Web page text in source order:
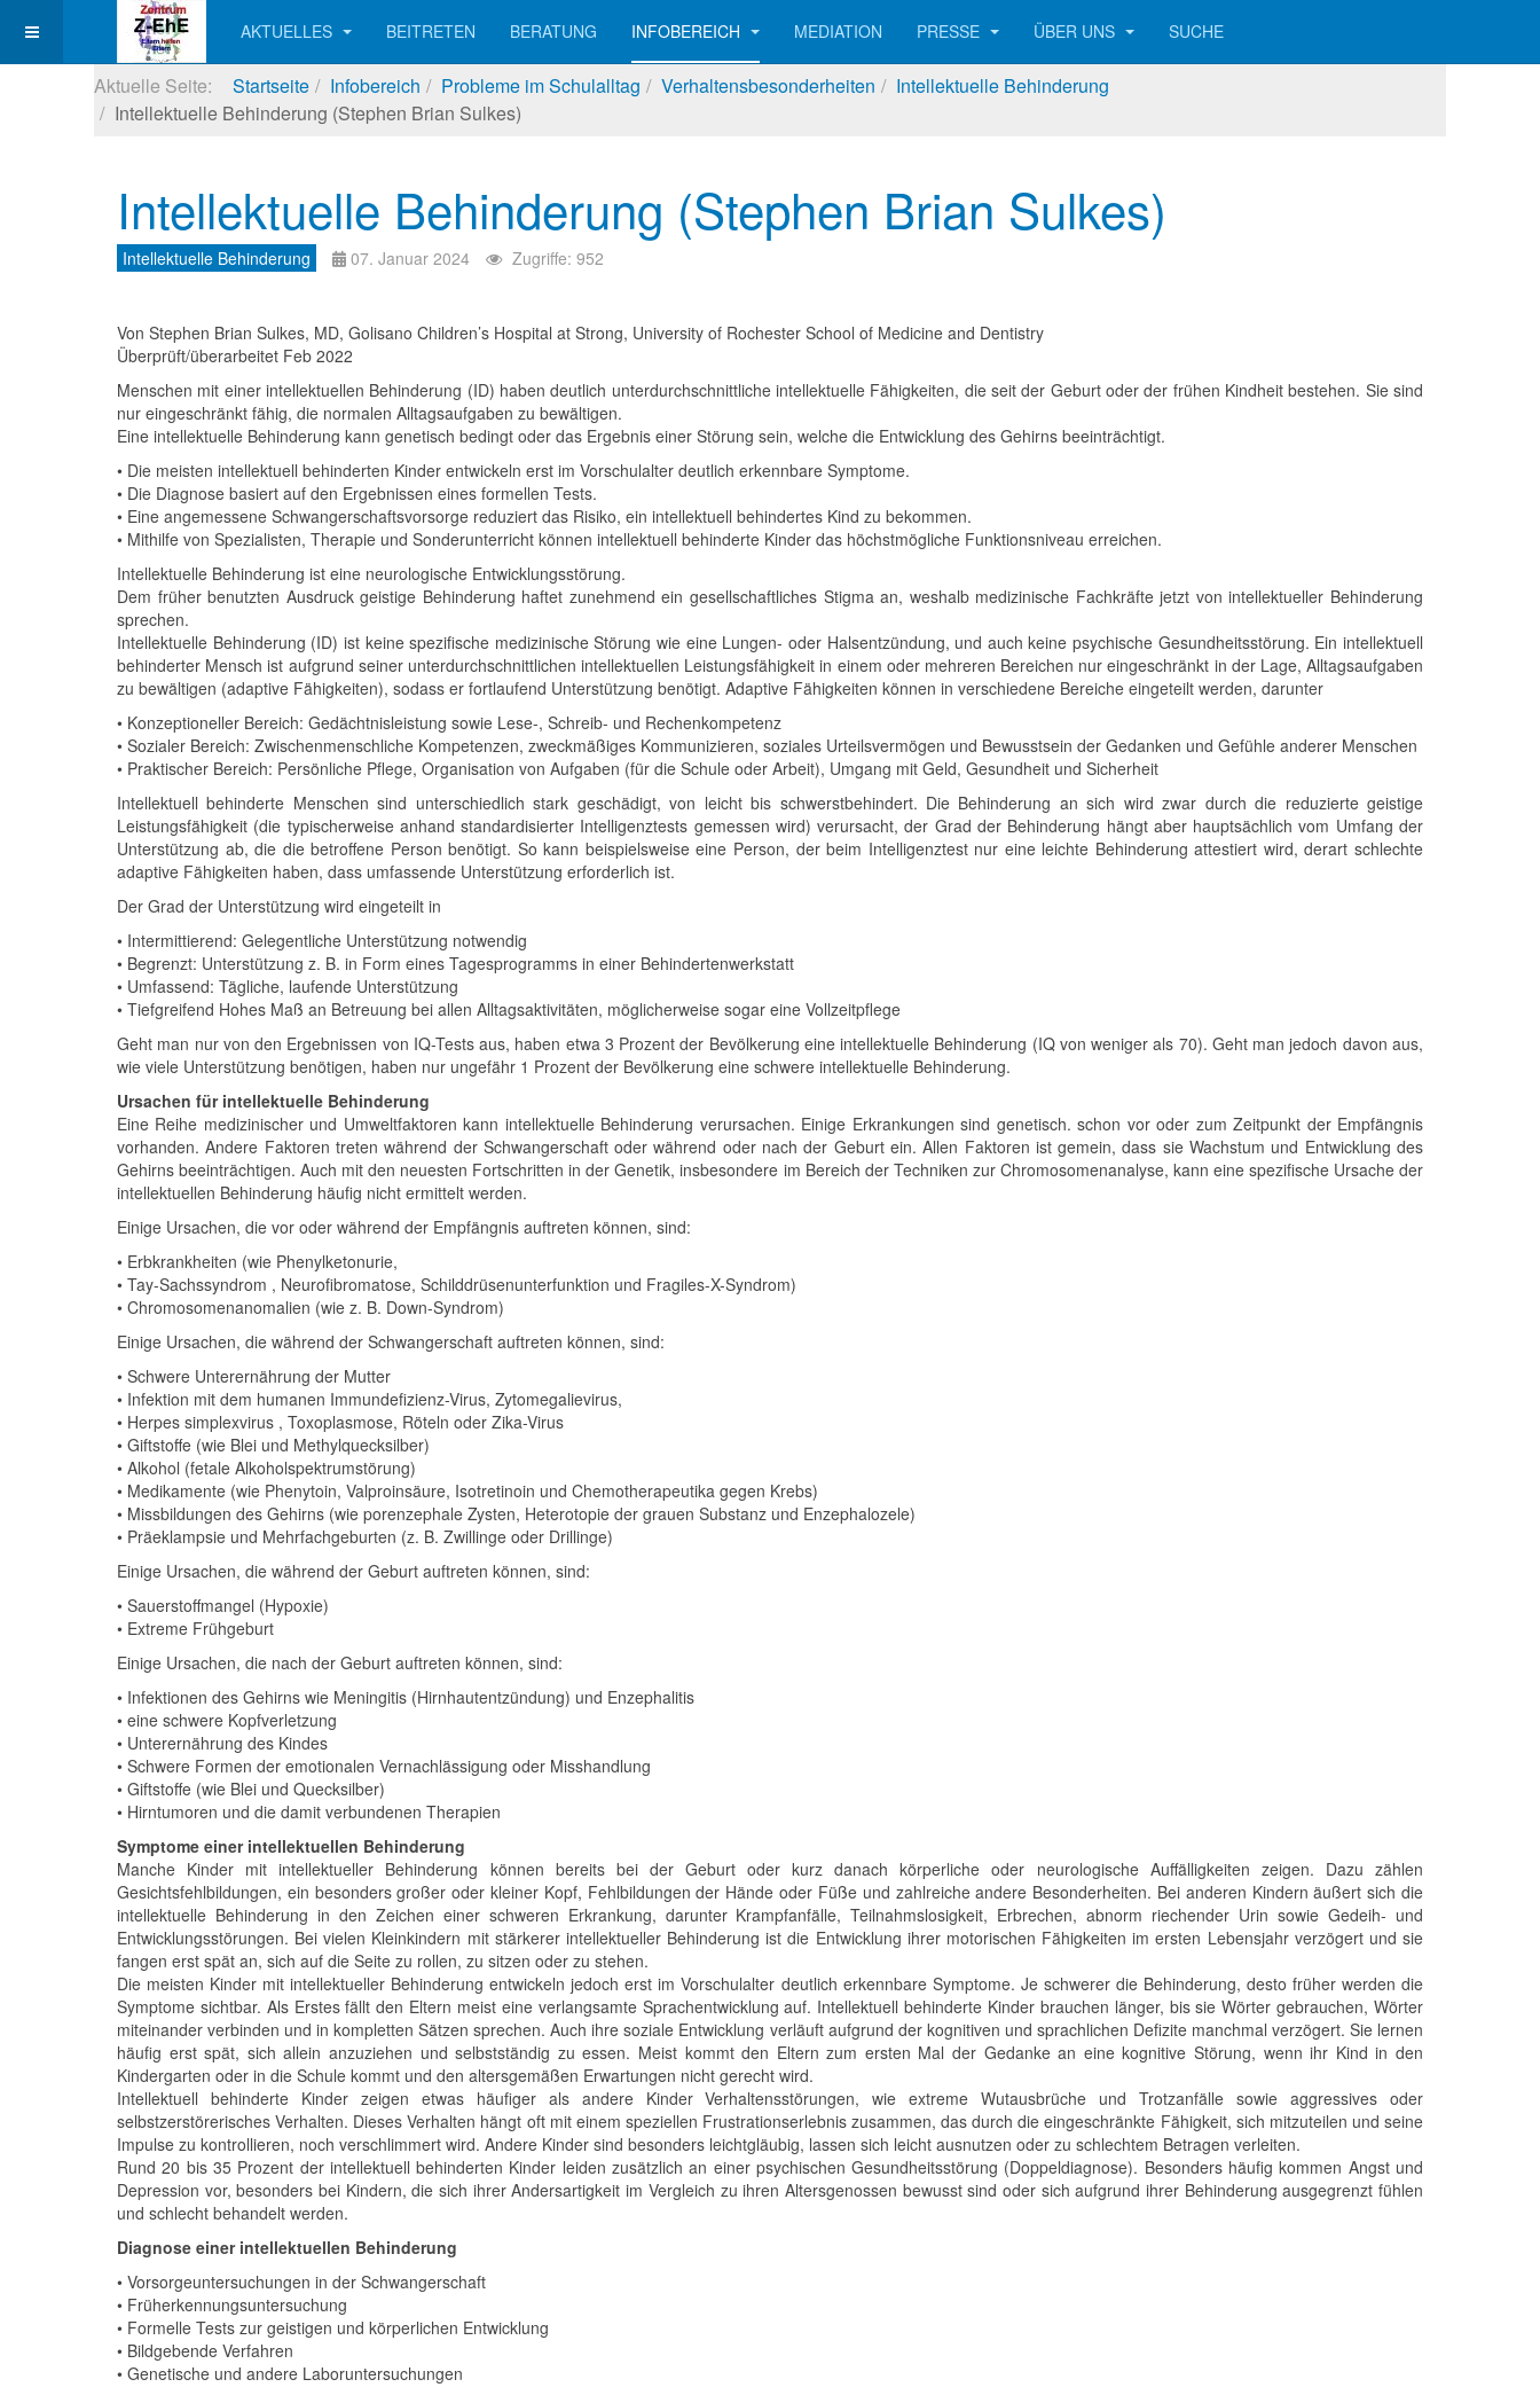
AKTUELLES BEITRETEN BERATUNG INFOBEREICH MEDIATION PRESSE ÜBER UNS SUCHE
Aktuelle Seite: Startseite Infobereich Probleme im Schulalltag Verhaltensbesonderheiten
Intellektuelle Behinderung
Intellektuelle Behinderung (Stephen Brian Sulkes)
Intellektuelle Behinderung (Stephen Brian Sulkes)
Intellektuelle Behinderung 07. Januar 2024 Zugriffe: 952
Von Stephen Brian Sulkes, MD, Golisano Children’s Hospital at Strong, University of Rochester School of Medicine and Dentistry
Überprüft/überarbeitet Feb 2022
Menschen mit einer intellektuellen Behinderung (ID) haben deutlich unterdurchschnittliche intellektuelle Fähigkeiten, die seit der Geburt oder der frühen Kindheit bestehen. Sie sind
nur eingeschränkt fähig, die normalen Alltagsaufgaben zu bewältigen.
Eine intellektuelle Behinderung kann genetisch bedingt oder das Ergebnis einer Störung sein, welche die Entwicklung des Gehirns beeinträchtigt.
• Die meisten intellektuell behinderten Kinder entwickeln erst im Vorschulalter deutlich erkennbare Symptome.
• Die Diagnose basiert auf den Ergebnissen eines formellen Tests.
• Eine angemessene Schwangerschaftsvorsorge reduziert das Risiko, ein intellektuell behindertes Kind zu bekommen.
• Mithilfe von Spezialisten, Therapie und Sonderunterricht können intellektuell behinderte Kinder das höchstmögliche Funktionsniveau erreichen.
Intellektuelle Behinderung ist eine neurologische Entwicklungsstörung.
Dem früher benutzten Ausdruck geistige Behinderung haftet zunehmend ein gesellschaftliches Stigma an, weshalb medizinische Fachkräfte jetzt von intellektueller Behinderung
sprechen.
Intellektuelle Behinderung (ID) ist keine spezifische medizinische Störung wie eine Lungen- oder Halsentzündung, und auch keine psychische Gesundheitsstörung. Ein intellektuell
behinderter Mensch ist aufgrund seiner unterdurchschnittlichen intellektuellen Leistungsfähigkeit in einem oder mehreren Bereichen nur eingeschränkt in der Lage, Alltagsaufgaben
zu bewältigen (adaptive Fähigkeiten), sodass er fortlaufend Unterstützung benötigt. Adaptive Fähigkeiten können in verschiedene Bereiche eingeteilt werden, darunter
• Konzeptioneller Bereich: Gedächtnisleistung sowie Lese-, Schreib- und Rechenkompetenz
• Sozialer Bereich: Zwischenmenschliche Kompetenzen, zweckmäßiges Kommunizieren, soziales Urteilsvermögen und Bewusstsein der Gedanken und Gefühle anderer Menschen
• Praktischer Bereich: Persönliche Pflege, Organisation von Aufgaben (für die Schule oder Arbeit), Umgang mit Geld, Gesundheit und Sicherheit
Intellektuell behinderte Menschen sind unterschiedlich stark geschädigt, von leicht bis schwerstbehindert. Die Behinderung an sich wird zwar durch die reduzierte geistige
Leistungsfähigkeit (die typischerweise anhand standardisierter Intelligenztests gemessen wird) verursacht, der Grad der Behinderung hängt aber hauptsächlich vom Umfang der
Unterstützung ab, die die betroffene Person benötigt. So kann beispielsweise eine Person, der beim Intelligenztest nur eine leichte Behinderung attestiert wird, derart schlechte
adaptive Fähigkeiten haben, dass umfassende Unterstützung erforderlich ist.
Der Grad der Unterstützung wird eingeteilt in
• Intermittierend: Gelegentliche Unterstützung notwendig
• Begrenzt: Unterstützung z. B. in Form eines Tagesprogramms in einer Behindertenwerkstatt
• Umfassend: Tägliche, laufende Unterstützung
• Tiefgreifend Hohes Maß an Betreuung bei allen Alltagsaktivitäten, möglicherweise sogar eine Vollzeitpflege
Geht man nur von den Ergebnissen von IQ-Tests aus, haben etwa 3 Prozent der Bevölkerung eine intellektuelle Behinderung (IQ von weniger als 70). Geht man jedoch davon aus,
wie viele Unterstützung benötigen, haben nur ungefähr 1 Prozent der Bevölkerung eine schwere intellektuelle Behinderung.
Ursachen für intellektuelle Behinderung
Eine Reihe medizinischer und Umweltfaktoren kann intellektuelle Behinderung verursachen. Einige Erkrankungen sind genetisch. schon vor oder zum Zeitpunkt der Empfängnis
vorhanden. Andere Faktoren treten während der Schwangerschaft oder während oder nach der Geburt ein. Allen Faktoren ist gemein, dass sie Wachstum und Entwicklung des
Gehirns beeinträchtigen. Auch mit den neuesten Fortschritten in der Genetik, insbesondere im Bereich der Techniken zur Chromosomenanalyse, kann eine spezifische Ursache der
intellektuellen Behinderung häufig nicht ermittelt werden.
Einige Ursachen, die vor oder während der Empfängnis auftreten können, sind:
• Erbkrankheiten (wie Phenylketonurie,
• Tay-Sachssyndrom , Neurofibromatose, Schilddrüsenunterfunktion und Fragiles-X-Syndrom)
• Chromosomenanomalien (wie z. B. Down-Syndrom)
Einige Ursachen, die während der Schwangerschaft auftreten können, sind:
• Schwere Unterernährung der Mutter
• Infektion mit dem humanen Immundefizienz-Virus, Zytomegalievirus,
• Herpes simplexvirus , Toxoplasmose, Röteln oder Zika-Virus
• Giftstoffe (wie Blei und Methylquecksilber)
• Alkohol (fetale Alkoholspektrumstörung)
• Medikamente (wie Phenytoin, Valproinsäure, Isotretinoin und Chemotherapeutika gegen Krebs)
• Missbildungen des Gehirns (wie porenzephale Zysten, Heterotopie der grauen Substanz und Enzephalozele)
• Präeklampsie und Mehrfachgeburten (z. B. Zwillinge oder Drillinge)
Einige Ursachen, die während der Geburt auftreten können, sind:
• Sauerstoffmangel (Hypoxie)
• Extreme Frühgeburt
Einige Ursachen, die nach der Geburt auftreten können, sind:
• Infektionen des Gehirns wie Meningitis (Hirnhautentzündung) und Enzephalitis
• eine schwere Kopfverletzung
• Unterernährung des Kindes
• Schwere Formen der emotionalen Vernachlässigung oder Misshandlung
• Giftstoffe (wie Blei und Quecksilber)
• Hirntumoren und die damit verbundenen Therapien
Symptome einer intellektuellen Behinderung
Manche Kinder mit intellektueller Behinderung können bereits bei der Geburt oder kurz danach körperliche oder neurologische Auffälligkeiten zeigen. Dazu zählen
Gesichtsfehlbildungen, ein besonders großer oder kleiner Kopf, Fehlbildungen der Hände oder Füße und zahlreiche andere Besonderheiten. Bei anderen Kindern äußert sich die
intellektuelle Behinderung in den Zeichen einer schweren Erkrankung, darunter Krampfanfälle, Teilnahmslosigkeit, Erbrechen, abnorm riechender Urin sowie Gedeih- und
Entwicklungsstörungen. Bei vielen Kleinkindern mit stärkerer intellektueller Behinderung ist die Entwicklung ihrer motorischen Fähigkeiten im ersten Lebensjahr verzögert und sie
fangen erst spät an, sich auf die Seite zu rollen, zu sitzen oder zu stehen.
Die meisten Kinder mit intellektueller Behinderung entwickeln jedoch erst im Vorschulalter deutlich erkennbare Symptome. Je schwerer die Behinderung, desto früher werden die
Symptome sichtbar. Als Erstes fällt den Eltern meist eine verlangsamte Sprachentwicklung auf. Intellektuell behinderte Kinder brauchen länger, bis sie Wörter gebrauchen, Wörter
miteinander verbinden und in kompletten Sätzen sprechen. Auch ihre soziale Entwicklung verläuft aufgrund der kognitiven und sprachlichen Defizite manchmal verzögert. Sie lernen
häufig erst spät, sich allein anzuziehen und selbstständig zu essen. Meist kommt den Eltern zum ersten Mal der Gedanke an eine kognitive Störung, wenn ihr Kind in den
Kindergarten oder in die Schule kommt und den altersgemäßen Erwartungen nicht gerecht wird.
Intellektuell behinderte Kinder zeigen etwas häufiger als andere Kinder Verhaltensstörungen, wie extreme Wutausbrüche und Trotzanfälle sowie aggressives oder
selbstzerstörerisches Verhalten. Dieses Verhalten hängt oft mit einem speziellen Frustrationserlebnis zusammen, das durch die eingeschränkte Fähigkeit, sich mitzuteilen und seine
Impulse zu kontrollieren, noch verschlimmert wird. Andere Kinder sind besonders leichtgläubig, lassen sich leicht ausnutzen oder zu schlechtem Betragen verleiten.
Rund 20 bis 35 Prozent der intellektuell behinderten Kinder leiden zusätzlich an einer psychischen Gesundheitsstörung (Doppeldiagnose). Besonders häufig kommen Angst und
Depression vor, besonders bei Kindern, die sich ihrer Andersartigkeit im Vergleich zu ihren Altersgenossen bewusst sind oder sich aufgrund ihrer Behinderung ausgegrenzt fühlen
und schlecht behandelt werden.
Diagnose einer intellektuellen Behinderung
• Vorsorgeuntersuchungen in der Schwangerschaft
• Früherkennungsuntersuchung
• Formelle Tests zur geistigen und körperlichen Entwicklung
• Bildgebende Verfahren
• Genetische und andere Laboruntersuchungen